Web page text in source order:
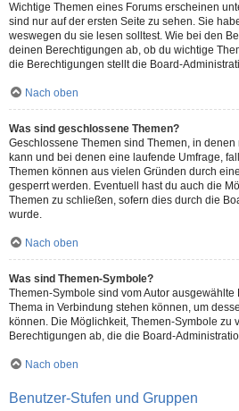
Wichtige Themen eines Forums erscheinen
sind nur auf der ersten Seite zu sehen. Sie
weswegen du sie lesen solltest. Wie bei den
deinen Berechtigungen ab, ob du wichtige
die Berechtigungen stellt die Board-
Nach oben
Was sind geschlossene Themen?
Geschlossene Themen sind Themen, in
kann und bei denen eine laufende Umfrage,
Themen können aus vielen Gründen durch
gesperrt werden. Eventuell hast du auch die
Themen zu schließen, sofern dies durch die
wurde.
Nach oben
Was sind Themen-Symbole?
Themen-Symbole sind vom Autor ausgewählte
Thema in Verbindung stehen können, um
können. Die Möglichkeit, Themen-Symbole zu
Berechtigungen ab, die die Board-
Nach oben
Benutzer-Stufen und Gruppen